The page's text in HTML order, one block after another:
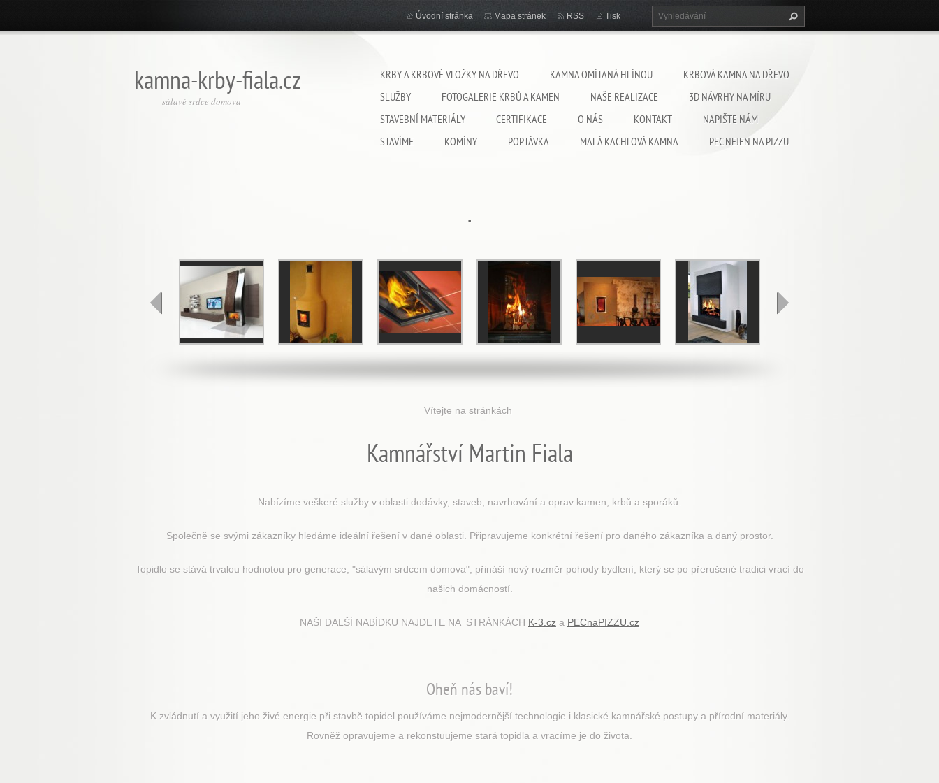
kamna-krby-fiala.cz
sálavé srdce domova
KRBY A KRBOVÉ VLOŽKY NA DŘEVO KAMNA OMÍTANÁ HLÍNOU
KRBOVÁ KAMNA NA DŘEVO
SLUŽBY
FOTOGALERIE KRBŮ A KAMEN NAŠE REALIZACE
3D NÁVRHY NA MÍRU
STAVEBNÍ MATERIÁLY
CERTIFIKACE O NÁS KONTAKT
NAPIŠTE NÁM
STAVÍME
KOMÍNY POPTÁVKA MALÁ KACHLOVÁ KAMNA PEC NEJEN NA PIZZU
Úvodní stránka Mapa stránek RSS Tisk
.
Vítejte na stránkách
Kamnářství Martin Fiala
Nabízíme veškeré služby v oblasti dodávky, staveb, navrhování a oprav kamen, krbů a sporáků.
Společně se svými zákazníky hledáme ideální řešení v dané oblasti. Připravujeme konkrétní řešení pro daného zákazníka a daný prostor.
Topidlo se stává trvalou hodnotou pro generace, "sálavým srdcem domova", přináší nový rozměr pohody bydlení, který se po přerušené tradici vrací do
našich domácností.
NAŠI DALŠÍ NABÍDKU NAJDETE NA STRÁNKÁCH K-3.cz a PECnaPIZZU.cz
Oheň nás baví!
K zvládnutí a využití jeho živé energie při stavbě topidel používáme nejmodernější technologie i klasické kamnářské postupy a přírodní materiály.
Rovněž opravujeme a rekonstuujeme stará topidla a vracíme je do života.